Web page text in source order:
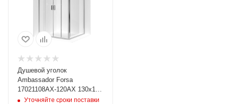
Душевой уголок
Ambassador Forsa
17021108AX-120AX 130х120
стекло прозрачное
Уточняйте сроки поставки